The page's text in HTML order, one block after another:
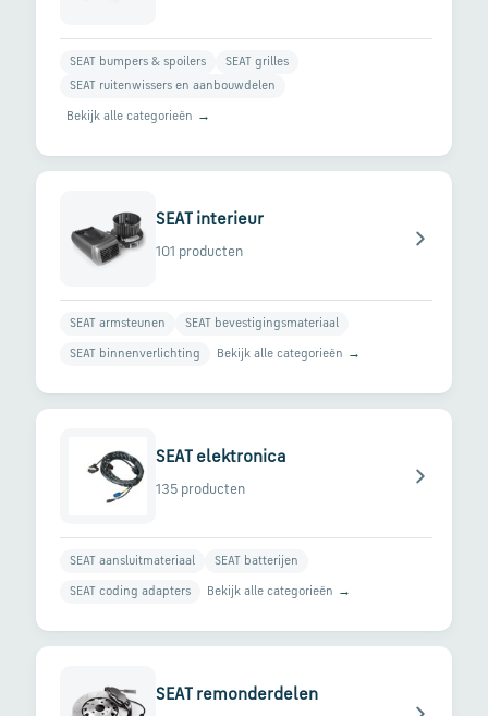
Handige
betalen
verzending
Klantenservice
SEAT bumpers & spoilers
SEAT grilles
SEAT ruitenwissers en aanbouwdelen
Bekijk alle categorieën →
SEAT interieur
101 producten
SEAT armsteunen SEAT bevestigingsmateriaal
SEAT binnenverlichting Bekijk alle categorieën →
SEAT elektronica
135 producten
SEAT aansluitmateriaal SEAT batterijen
SEAT coding adapters Bekijk alle categorieën →
SEAT remonderdelen